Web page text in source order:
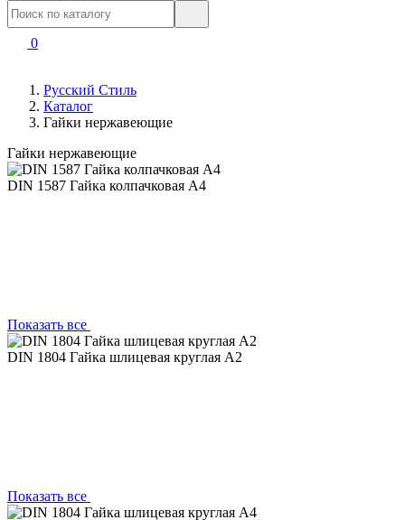
0
Русский Стиль
Каталог
Гайки нержавеющие
Гайки нержавеющие
DIN 1587 Гайка колпачковая А4
Показать все
DIN 1804 Гайка шлицевая круглая А2
Показать все